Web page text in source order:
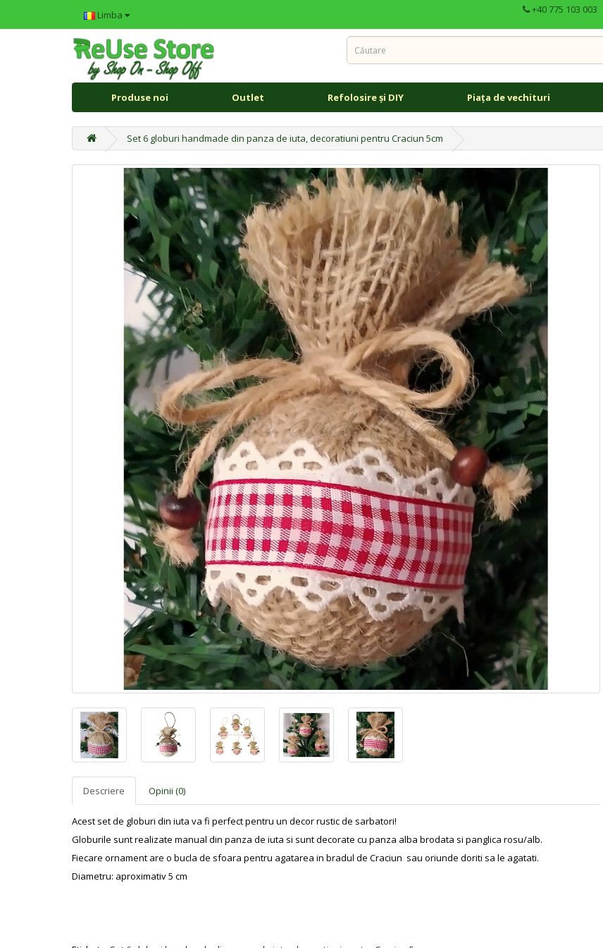
Limba +40 775 103 003
Produse noi Outlet Refolosire și DIY Piața de vechituri
Set 6 globuri handmade din panza de iuta, decoratiuni pentru Craciun 5cm
Descriere Opinii (0)
Acest set de globuri din iuta va fi perfect pentru un decor rustic de sarbatori!
Globurile sunt realizate manual din panza de iuta si sunt decorate cu panza alba brodata si panglica rosu/alb.
Fiecare ornament are o bucla de sfoara pentru agatarea in bradul de Craciun sau oriunde doriti sa le agatati.
Diametru: aproximativ 5 cm